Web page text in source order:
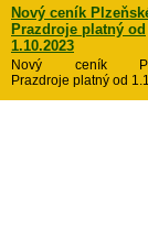
Nový ceník
Prazdroje platný od
1.10.2023
Nový ceník
Prazdroje platný od